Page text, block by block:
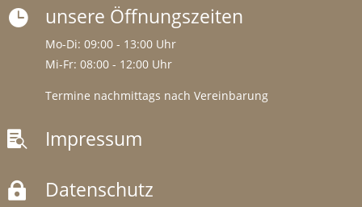
 unsere Öffnungszeiten
Mo-Di: 09:00 - 13:00 Uhr
Mi-Fr: 08:00 - 12:00 Uhr
Termine nachmittags nach Vereinbarung
 Impressum
 Datenschutz